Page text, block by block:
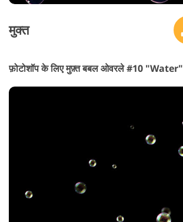
मुक्त
फ़ोटोशॉप के लिए मुफ़्त बबल ओवरले #10 "Water"